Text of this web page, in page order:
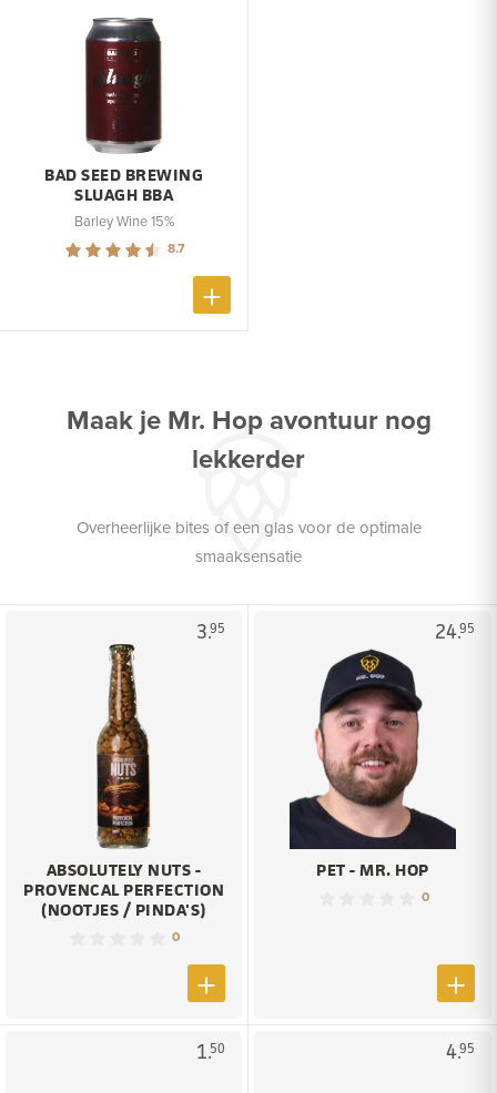
BAD SEED BREWING
SLUAGH BBA
Barley Wine 15%
8.7
Maak je Mr. Hop avontuur nog
lekkerder
Overheerlijke bites of een glas voor de optimale
smaaksensatie
3.95
ABSOLUTELY NUTS -
PROVENCAL PERFECTION
(NOOTJES / PINDA'S)
0
24.95
PET - MR. HOP
0
1.50 4.95